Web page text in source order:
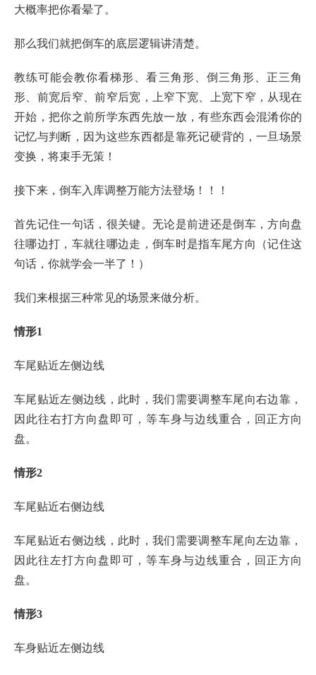
大概率把你看晕了。
那么我们就把倒车的底层逻辑讲清楚。
教练可能会教你看梯形、看三角形、倒三角形、正三角
形、前宽后窄、前窄后宽，上窄下宽、上宽下窄，从现在
开始，把你之前所学东西先放一放，有些东西会混淆你的
记忆与判断，因为这些东西都是靠死记硬背的，一旦场景
变换，将束手无策！
接下来，倒车入库调整万能方法登场！！！
首先记住一句话，很关键。无论是前进还是倒车，方向盘
往哪边打，车就往哪边走，倒车时是指车尾方向（记住这
句话，你就学会一半了！）
我们来根据三种常见的场景来做分析。
情形1
车尾贴近左侧边线
车尾贴近左侧边线，此时，我们需要调整车尾向右边靠，
因此往右打方向盘即可，等车身与边线重合，回正方向
盘。
情形2
车尾贴近右侧边线
车尾贴近右侧边线，此时，我们需要调整车尾向左边靠，
因此往左打方向盘即可，等车身与边线重合，回正方向
盘。
情形3
车身贴近左侧边线